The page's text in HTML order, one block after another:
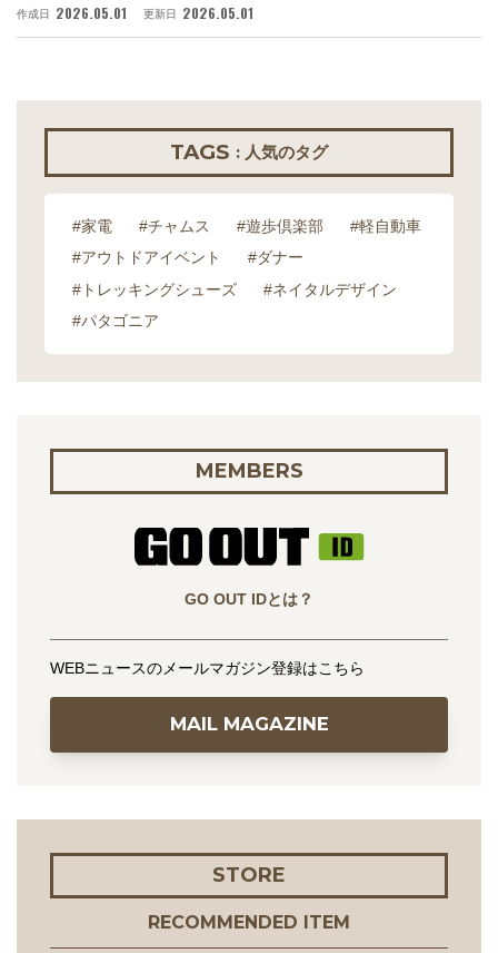
作成日 2026.05.01 更新日 2026.05.01
TAGS : 人気のタグ
#家電 #チャムス #遊歩倶楽部
#軽自動車
#アウトドアイベント
#ダナー
#トレッキングシューズ
#ネイタルデザイン
#パタゴニア
MEMBERS
GO OUT IDとは？
WEBニュースのメールマガジン登録はこちら
MAIL MAGAZINE
STORE
RECOMMENDED ITEM